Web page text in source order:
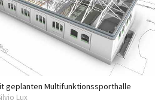
geplanten Multifunktionssporthalle
Lux